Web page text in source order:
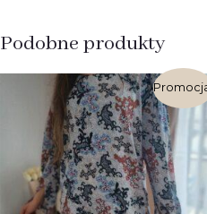
Podobne produkty
Pierwotna
cena
wynosiła:
139,99 zł.
cena
79,99